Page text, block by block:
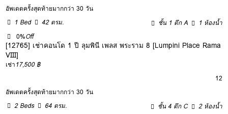
อัพเดตครั้งสุดท้ายมากกว่า 30 วัน
1 Bed
42 ตรม. ชั้น 1 ตึก A
1 ห้องน้ำ
0%Off
[12765] เช่าคอนโด 1 ปี ลุมพินี เพลส พระราม 8 [Lumpini Place Rama
VIII]
เช่า17,500 ฿
12
อัพเดตครั้งสุดท้ายมากกว่า 30 วัน
2 Beds
64 ตรม. ชั้น 4 ตึก C
2 ห้องน้ำ